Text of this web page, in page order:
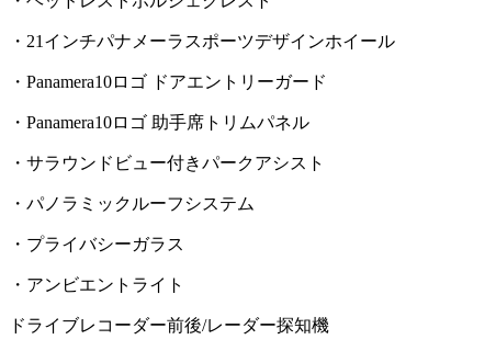
・21インチパナメーラスポーツデザインホイール
・Panamera10ロゴ ドアエントリーガード
・Panamera10ロゴ 助手席トリムパネル
・サラウンドビュー付きパークアシスト
・パノラミックルーフシステム
・プライバシーガラス
・アンビエントライト
ドライブレコーダー前後/レーダー探知機